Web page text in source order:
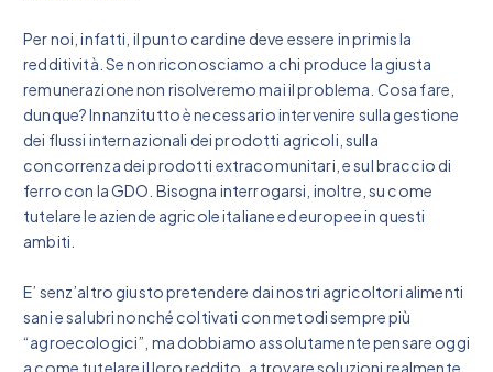
Per noi, infatti, il punto cardine deve essere in primis la
redditività. Se non riconosciamo a chi produce la giusta
remunerazione non risolveremo mai il problema. Cosa fare,
dunque? Innanzitutto è necessario intervenire sulla gestione
dei flussi internazionali dei prodotti agricoli, sulla
concorrenza dei prodotti extracomunitari, e sul braccio di
ferro con la GDO. Bisogna interrogarsi, inoltre, su come
tutelare le aziende agricole italiane ed europee in questi
ambiti.
E’ senz’altro giusto pretendere dai nostri agricoltori alimenti
sani e salubri nonché coltivati con metodi sempre più
“agroecologici”, ma dobbiamo assolutamente pensare oggi
a come tutelare il loro reddito, a trovare soluzioni realmente